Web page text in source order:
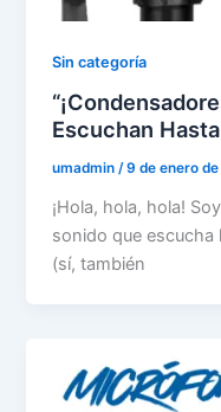
Sin categoría
Escuchan
umadmin/9 de enero
¡Hola, hola, hola!
sonido que escucha
(sí, también